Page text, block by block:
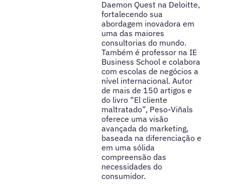
Daemon Quest na Deloitte,
fortalecendo sua
abordagem inovadora em
uma das maiores
consultorias do mundo.
Também é professor na IE
Business School e colabora
com escolas de negócios a
nível internacional. Autor
de mais de 150 artigos e
do livro “El cliente
maltratado”, Peso-Viñals
oferece uma visão
avançada do marketing,
baseada na diferenciação e
em uma sólida
compreensão das
necessidades do
consumidor.